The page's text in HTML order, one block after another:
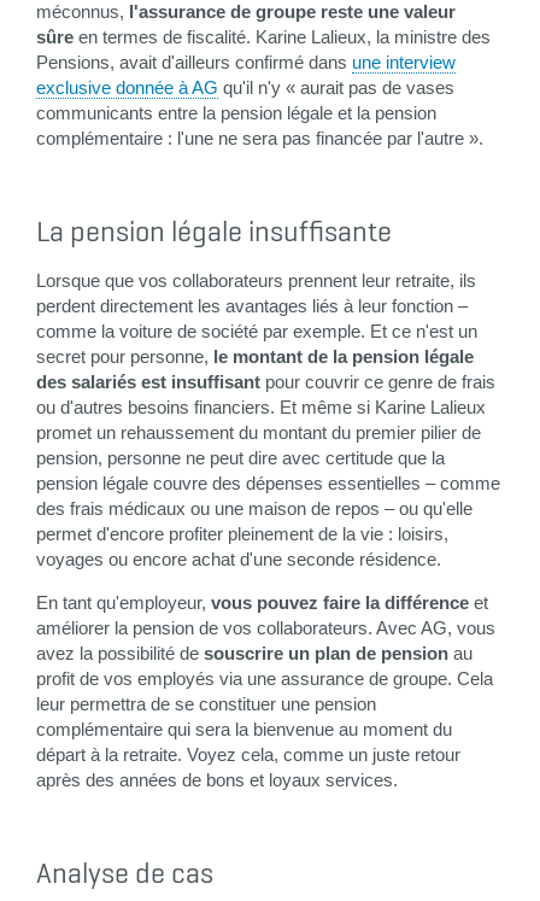
méconnus, l'assurance de groupe reste une valeur
sûre en termes de fiscalité. Karine Lalieux, la ministre des
Pensions, avait d'ailleurs confirmé dans une interview
exclusive donnée à AG qu'il n'y « aurait pas de vases
communicants entre la pension légale et la pension
complémentaire : l'une ne sera pas financée par l'autre ».
La pension légale insuffisante
Lorsque que vos collaborateurs prennent leur retraite, ils
perdent directement les avantages liés à leur fonction –
comme la voiture de société par exemple. Et ce n'est un
secret pour personne, le montant de la pension légale
des salariés est insuffisant pour couvrir ce genre de frais
ou d'autres besoins financiers. Et même si Karine Lalieux
promet un rehaussement du montant du premier pilier de
pension, personne ne peut dire avec certitude que la
pension légale couvre des dépenses essentielles – comme
des frais médicaux ou une maison de repos – ou qu'elle
permet d'encore profiter pleinement de la vie : loisirs,
voyages ou encore achat d'une seconde résidence.
En tant qu'employeur, vous pouvez faire la différence et
améliorer la pension de vos collaborateurs. Avec AG, vous
avez la possibilité de souscrire un plan de pension au
profit de vos employés via une assurance de groupe. Cela
leur permettra de se constituer une pension
complémentaire qui sera la bienvenue au moment du
départ à la retraite. Voyez cela, comme un juste retour
après des années de bons et loyaux services.
Analyse de cas